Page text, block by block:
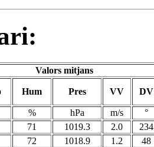
Valors mitjans
Hum Pres VV DV
% hPa m/s
°
71 1019.3 2.0
234
72 1018.9 1.2
48